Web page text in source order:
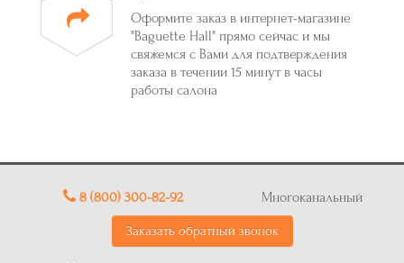
Оформите заказ в интернет-магазине
"Baguette Hall" прямо сейчас и мы
свяжемся с Вами для подтверждения
заказа в течении 15 минут в часы
работы салона
8 (800) 300-82-92 Многоканальный
Заказать обратный звонок